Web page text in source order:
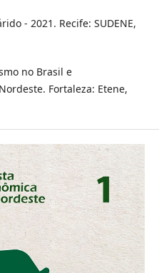
- 2021. Recife: SUDENE,
no Brasil e
Fortaleza: Etene,